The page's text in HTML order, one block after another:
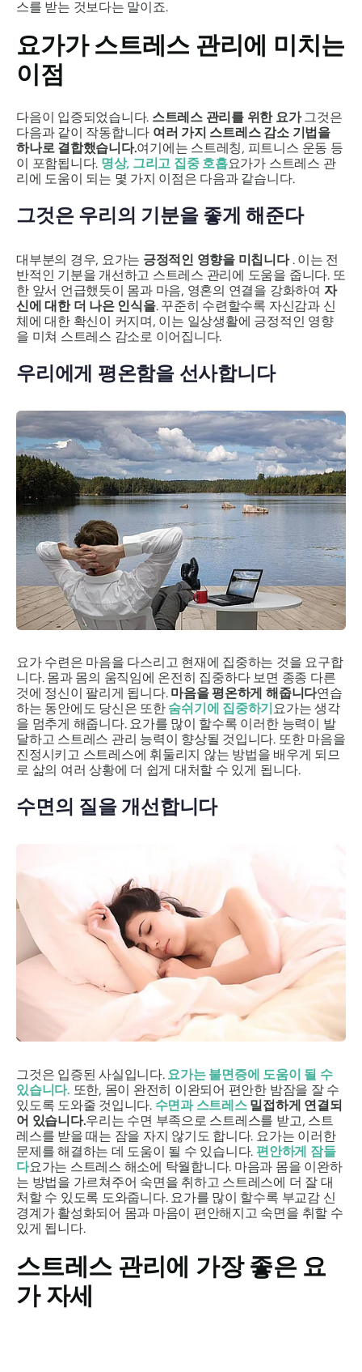
스를 받는 것보다는 말이죠.
요가가 스트레스 관리에 미치는
이점
다음이 입증되었습니다. 스트레스 관리를 위한 요가그것은
다음과 같이 작동합니다 여러 가지 스트레스 감소 기법을
하나로 결합했습니다.여기에는 스트레칭, 피트니스 운동 등
이 포함됩니다. 명상, 그리고 집중 호흡요가가 스트레스 관
리에 도움이 되는 몇 가지 이점은 다음과 같습니다.
그것은 우리의 기분을 좋게 해준다
대부분의 경우, 요가는 긍정적인 영향을 미칩니다. 이는 전
반적인 기분을 개선하고 스트레스 관리에 도움을 줍니다. 또
한 앞서 언급했듯이 몸과 마음, 영혼의 연결을 강화하여 자
신에 대한 더 나은 인식을. 꾸준히 수련할수록 자신감과 신
체에 대한 확신이 커지며, 이는 일상생활에 긍정적인 영향
을 미쳐 스트레스 감소로 이어집니다.
우리에게 평온함을 선사합니다
요가 수련은 마음을 다스리고 현재에 집중하는 것을 요구합
니다. 몸과 몸의 움직임에 온전히 집중하다 보면 종종 다른
것에 정신이 팔리게 됩니다. 마음을 평온하게 해줍니다연습
하는 동안에도 당신은 또한 숨쉬기에 집중하기요가는 생각
을 멈추게 해줍니다. 요가를 많이 할수록 이러한 능력이 발
달하고 스트레스 관리 능력이 향상될 것입니다. 또한 마음을
진정시키고 스트레스에 휘둘리지 않는 방법을 배우게 되므
로 삶의 여러 상황에 더 쉽게 대처할 수 있게 됩니다.
수면의 질을 개선합니다
그것은 입증된 사실입니다. 요가는 불면증에 도움이 될 수
있습니다. 또한, 몸이 완전히 이완되어 편안한 밤잠을 잘 수
있도록 도와줄 것입니다. 수면과 스트레스밀접하게 연결되
어 있습니다.우리는 수면 부족으로 스트레스를 받고, 스트
레스를 받을 때는 잠을 자지 않기도 합니다. 요가는 이러한
문제를 해결하는 데 도움이 될 수 있습니다. 편안하게 잠들
다요가는 스트레스 해소에 탁월합니다. 마음과 몸을 이완하
는 방법을 가르쳐주어 숙면을 취하고 스트레스에 더 잘 대
처할 수 있도록 도와줍니다. 요가를 많이 할수록 부교감 신
경계가 활성화되어 몸과 마음이 편안해지고 숙면을 취할 수
있게 됩니다.
스트레스 관리에 가장 좋은 요
가 자세